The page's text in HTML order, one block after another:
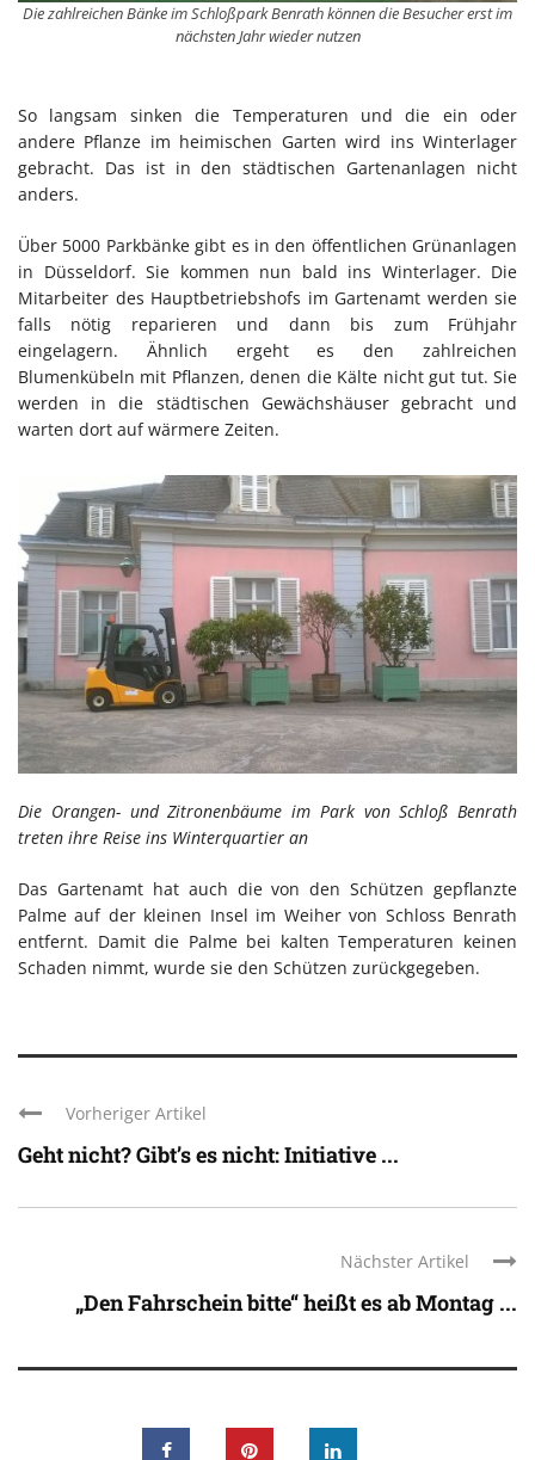
Die zahlreichen Bänke im Schloßpark Benrath können die Besucher erst im
nächsten Jahr wieder nutzen
So langsam sinken die Temperaturen und die ein oder
andere Pflanze im heimischen Garten wird ins Winterlager
gebracht. Das ist in den städtischen Gartenanlagen nicht
anders.
Über 5000 Parkbänke gibt es in den öffentlichen Grünanlagen
in Düsseldorf. Sie kommen nun bald ins Winterlager. Die
Mitarbeiter des Hauptbetriebshofs im Gartenamt werden sie
falls nötig reparieren und dann bis zum Frühjahr
eingelagern. Ähnlich ergeht es den zahlreichen
Blumenkübeln mit Pflanzen, denen die Kälte nicht gut tut. Sie
werden in die städtischen Gewächshäuser gebracht und
warten dort auf wärmere Zeiten.
Die Orangen- und Zitronenbäume im Park von Schloß Benrath
treten ihre Reise ins Winterquartier an
Das Gartenamt hat auch die von den Schützen gepflanzte
Palme auf der kleinen Insel im Weiher von Schloss Benrath
entfernt. Damit die Palme bei kalten Temperaturen keinen
Schaden nimmt, wurde sie den Schützen zurückgegeben.
Vorheriger Artikel
Geht nicht? Gibt’s es nicht: Initiative ...
Nächster Artikel
„Den Fahrschein bitte“ heißt es ab Montag ...